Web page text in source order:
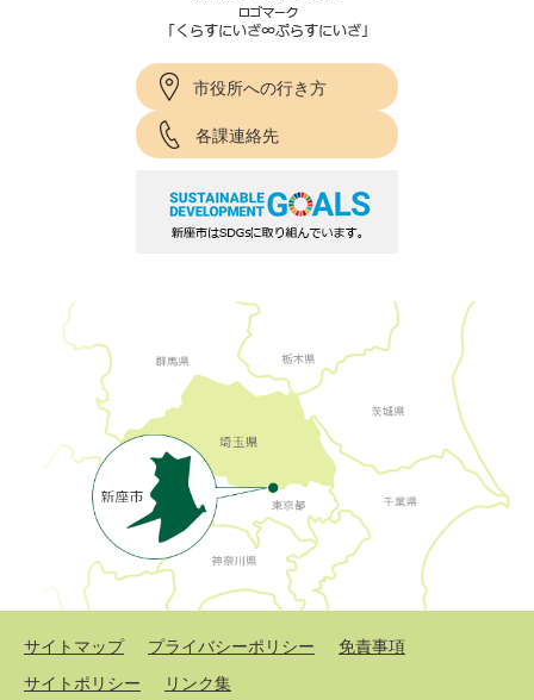
市役所への行き方
各課連絡先
サイトマップ プライバシーポリシー
免責事項
サイトポリシー
リンク集